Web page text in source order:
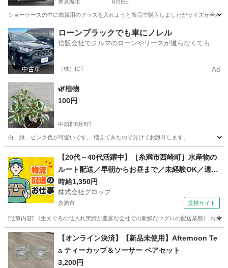
豊見城市 8月8日
ショーケースの中に鑑賞用のグッズを入れようと新品で購入しましたがサイズが合わ
沖縄 豊見城市 その他 ショーケース
ローンブラックでも車にノレル
信販会社でクルマのローンやリースが通らなくてもク
（株）ICT Ad
🌿植物
100円
中頭郡8月8日
白、緑、ピンク色が可愛いです。 増えてきたので分けてお譲りします。
家庭用品 植物
【20代～40代活躍中】［糸満市西崎町］水産物の
ルート配送／早朝からお昼まで／未経験OK／週休
2日／時給1,350円＋ガソリン代／正社員登用前提
時給1,350円
株式会社グロップ
糸満市 提携サイト
[仕事内容] 《生まぐろの仕入れ実績が豊富な会社での新鮮なマグロの配送業務》 お持
沖縄 糸満市 ドライバー
【オンライン決済】【新品未使用】Afternoon Te
a ティーカップ＆ソーサー ペアセット
3,200円